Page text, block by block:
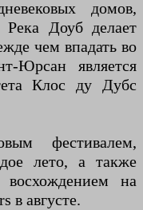
домов,
Доуб делает
чем впадать во
Юрсан является
Клос ду Дубс
фестивалем,
лето, а также
на
в августе.